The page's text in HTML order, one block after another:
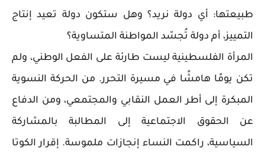
طبيعتها: أي دولة نريد؟ وهل ستكون دولة تعيد إنتاج
التمييز، أم دولة تُجسّد المواطنة المتساوية؟
المرأة الفلسطينية ليست طارئة على الفعل الوطني، ولم
تكن يومًا هامشًا في مسيرة التحرر. من الحركة النسوية
المبكرة إلى أطر العمل النقابي والمجتمعي، ومن الدفاع
عن الحقوق الاجتماعية إلى المطالبة بالمشاركة
السياسية، راكمت النساء إنجازات ملموسة. إقرار الكوتا